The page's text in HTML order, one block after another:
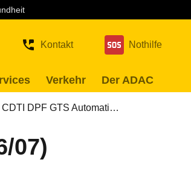
Kontakt Nothilfe
Verkehr Der ADAC
CDTI DPF GTS Automati…
07)